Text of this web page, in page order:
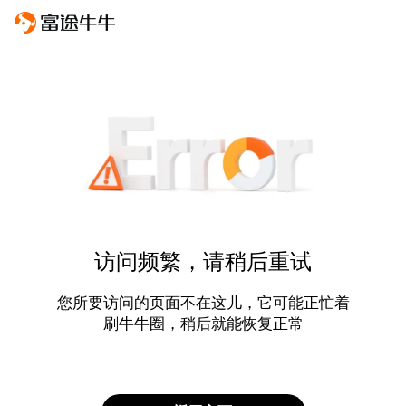
访问频繁，请稍后重试
您所要访问的页面不在这儿，它可能正忙着
刷牛牛圈，稍后就能恢复正常